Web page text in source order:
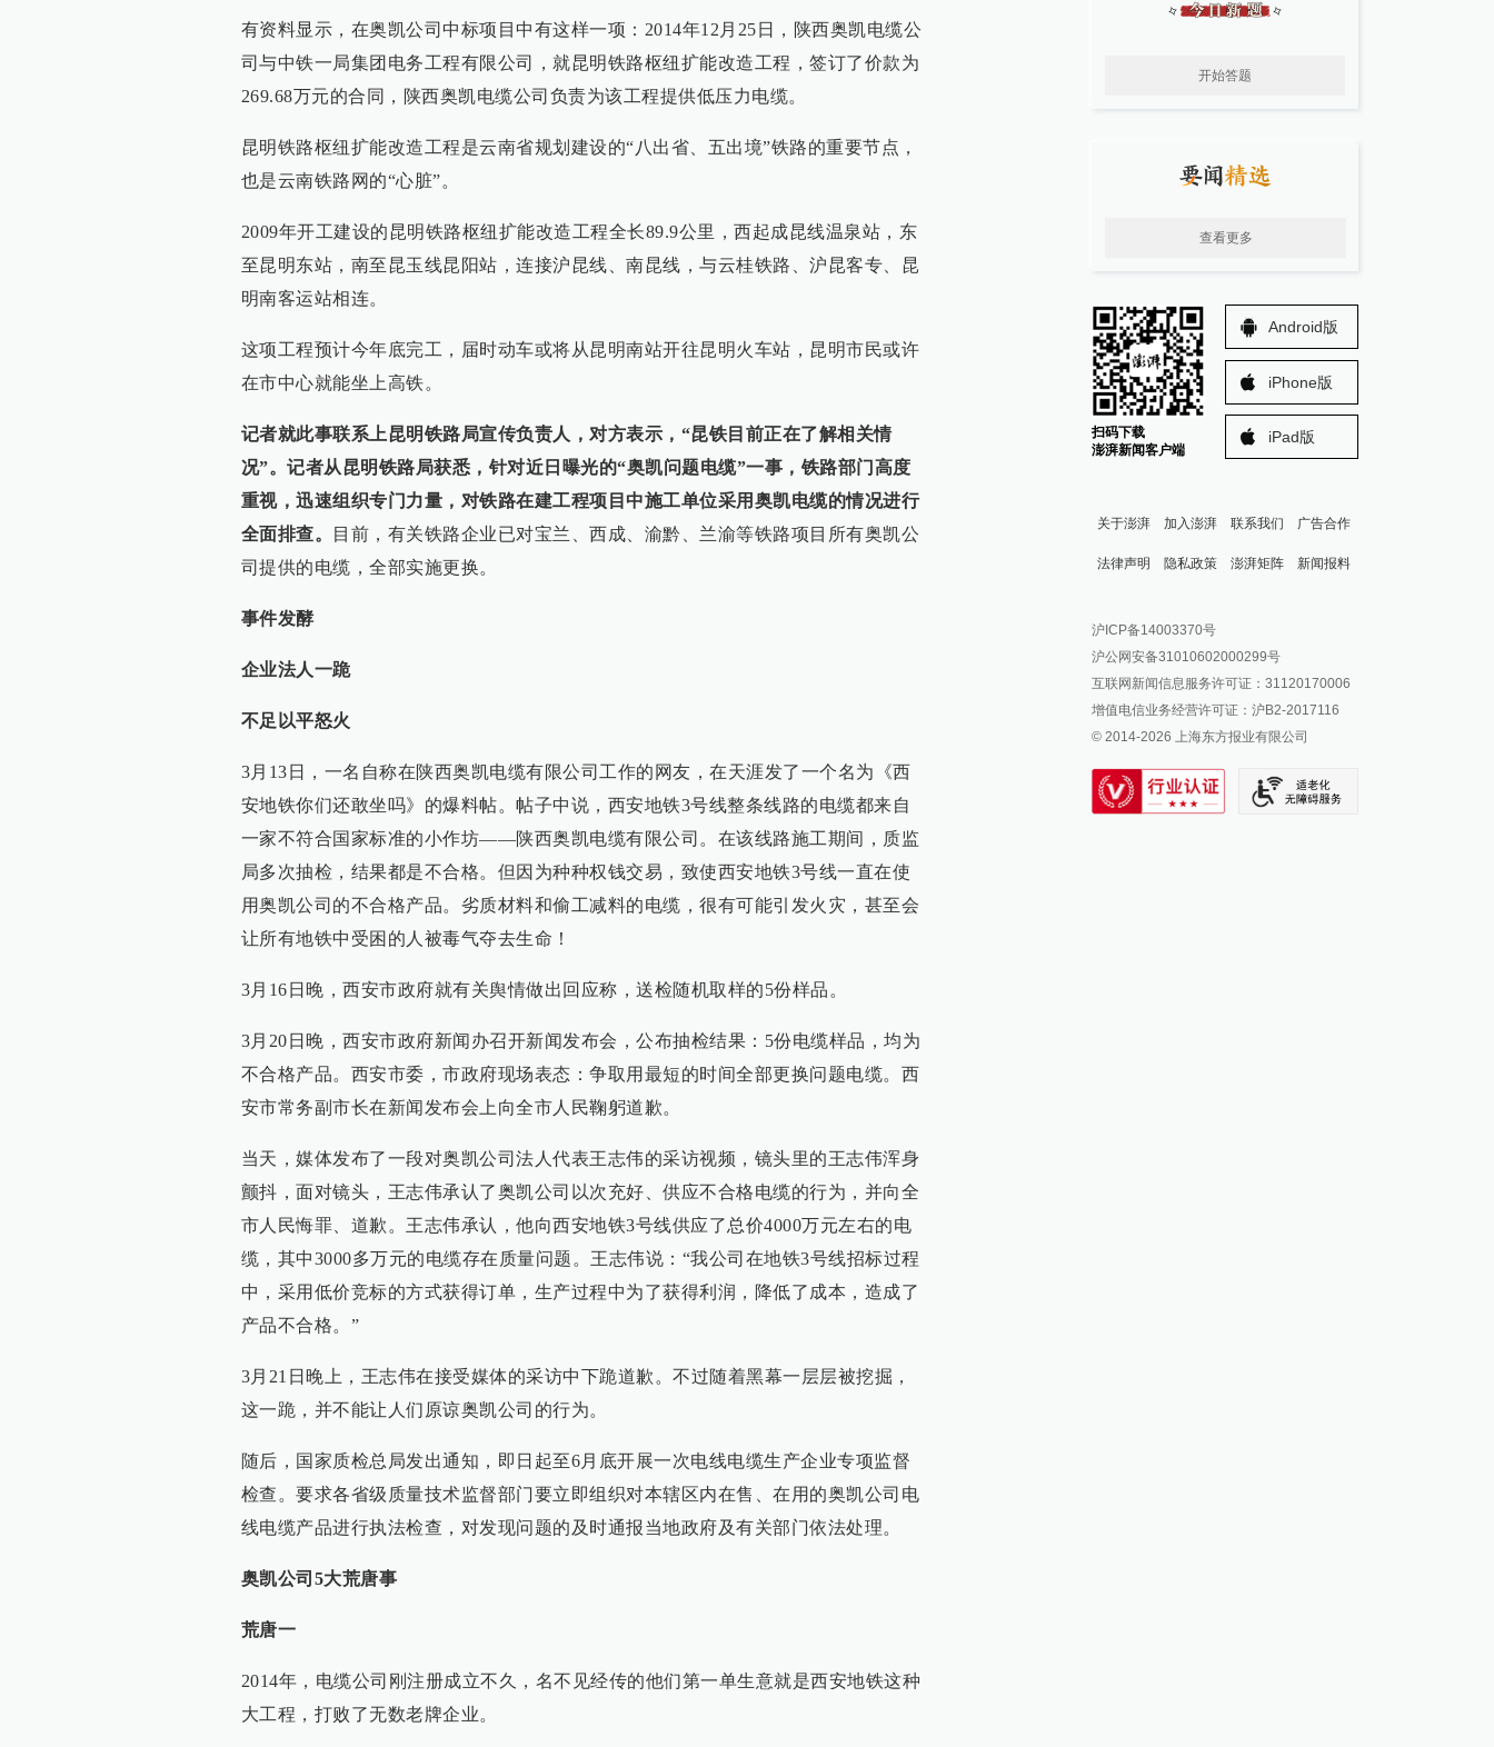
有资料显示，在奥凯公司中标项目中有这样一项：2014年12月25日，陕西奥凯电缆公
司与中铁一局集团电务工程有限公司，就昆明铁路枢纽扩能改造工程，签订了价款为
269.68万元的合同，陕西奥凯电缆公司负责为该工程提供低压力电缆。
昆明铁路枢纽扩能改造工程是云南省规划建设的“八出省、五出境”铁路的重要节点，
也是云南铁路网的“心脏”。
2009年开工建设的昆明铁路枢纽扩能改造工程全长89.9公里，西起成昆线温泉站，东
至昆明东站，南至昆玉线昆阳站，连接沪昆线、南昆线，与云桂铁路、沪昆客专、昆
明南客运站相连。
这项工程预计今年底完工，届时动车或将从昆明南站开往昆明火车站，昆明市民或许
在市中心就能坐上高铁。
记者就此事联系上昆明铁路局宣传负责人，对方表示，“昆铁目前正在了解相关情
况”。记者从昆明铁路局获悉，针对近日曝光的“奥凯问题电缆”一事，铁路部门高度
重视，迅速组织专门力量，对铁路在建工程项目中施工单位采用奥凯电缆的情况进行
全面排查。
目前，有关铁路企业已对宝兰、西成、渝黔、兰渝等铁路项目所有奥凯公
司提供的电缆，全部实施更换。
事件发酵
企业法人一跪
不足以平怒火
3月13日，一名自称在陕西奥凯电缆有限公司工作的网友，在天涯发了一个名为《西
安地铁你们还敢坐吗》的爆料帖。帖子中说，西安地铁3号线整条线路的电缆都来自
一家不符合国家标准的小作坊——陕西奥凯电缆有限公司。在该线路施工期间，质监
局多次抽检，结果都是不合格。但因为种种权钱交易，致使西安地铁3号线一直在使
用奥凯公司的不合格产品。劣质材料和偷工减料的电缆，很有可能引发火灾，甚至会
让所有地铁中受困的人被毒气夺去生命！
3月16日晚，西安市政府就有关舆情做出回应称，送检随机取样的5份样品。
3月20日晚，西安市政府新闻办召开新闻发布会，公布抽检结果：5份电缆样品，均为
不合格产品。西安市委，市政府现场表态：争取用最短的时间全部更换问题电缆。西
安市常务副市长在新闻发布会上向全市人民鞠躬道歉。
当天，媒体发布了一段对奥凯公司法人代表王志伟的采访视频，镜头里的王志伟浑身
颤抖，面对镜头，王志伟承认了奥凯公司以次充好、供应不合格电缆的行为，并向全
市人民悔罪、道歉。王志伟承认，他向西安地铁3号线供应了总价4000万元左右的电
缆，其中3000多万元的电缆存在质量问题。王志伟说：“我公司在地铁3号线招标过程
中，采用低价竞标的方式获得订单，生产过程中为了获得利润，降低了成本，造成了
产品不合格。”
3月21日晚上，王志伟在接受媒体的采访中下跪道歉。不过随着黑幕一层层被挖掘，
这一跪，并不能让人们原谅奥凯公司的行为。
随后，国家质检总局发出通知，即日起至6月底开展一次电线电缆生产企业专项监督
检查。要求各省级质量技术监督部门要立即组织对本辖区内在售、在用的奥凯公司电
线电缆产品进行执法检查，对发现问题的及时通报当地政府及有关部门依法处理。
奥凯公司5大荒唐事
荒唐一
2014年，电缆公司刚注册成立不久，名不见经传的他们第一单生意就是西安地铁这种
大工程，打败了无数老牌企业。
开始答题
查看更多
扫码下载
澎湃新闻客户端
Android版
iPhone版
iPad版
关于澎湃 加入澎湃 联系我们 广告合作
法律声明 隐私政策 澎湃矩阵
澎湃新闻公众号
澎湃新闻抖音号
派生万物开放平台
IP SHANGHAI
SIXTH TONE
新闻报料
报料邮箱: news@thepaper.cn
沪ICP备14003370号
沪公网安备31010602000299号
互联网新闻信息服务许可证：31120170006
增值电信业务经营许可证：沪B2-2017116
© 2014-2026 上海东方报业有限公司